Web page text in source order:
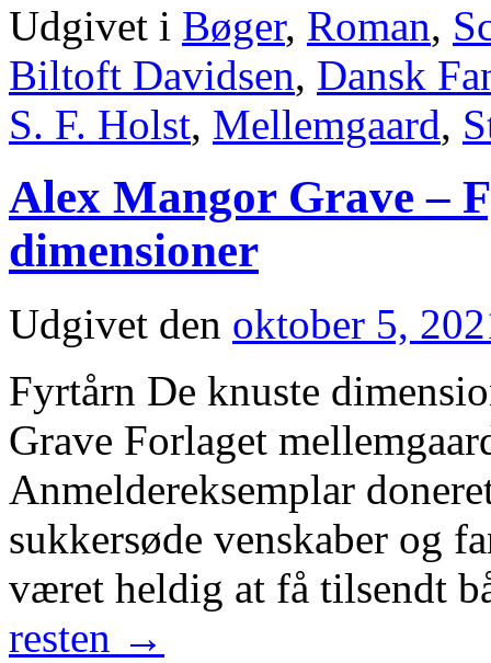
Udgivet i Bøger, Roman,
Biltoft Davidsen, Dansk
S. F. Holst, Mellemgaard,
Alex Mangor Grave –
dimensioner
Udgivet den oktober 5,
Fyrtårn De knuste
Grave Forlaget
Anmeldereksemplar
sukkersøde venskaber og
været heldig at få tilsendt
resten →